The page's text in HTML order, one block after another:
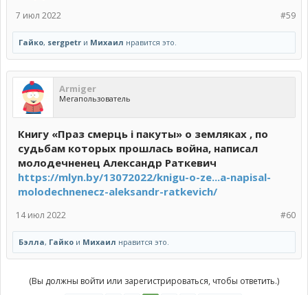
#59
7 июл 2022
Гайко, sergpetr и Михаил нравится это.
Armiger
Мегапользователь
Книгу «Праз смерць і пакуты» о земляках , по
судьбам которых прошлась война, написал
молодечненец Александр Раткевич
https://mlyn.by/13072022/knigu-o-ze...a-napisal-
molodechnenecz-aleksandr-ratkevich/
#60
14 июл 2022
Бэлла, Гайко и Михаил нравится это.
(Вы должны войти или зарегистрироваться, чтобы ответить.)